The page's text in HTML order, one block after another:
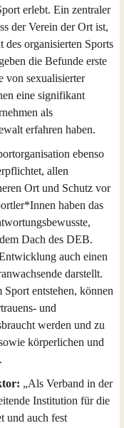
erlebt. Ein zentraler
der Verein der Ort ist,
organisierten Sports
die Befunde erste
von sexualisierter
eine signifikant
als
erfahren haben.
ebenso
allen
Ort und Schutz vor
haben das
Dach des DEB.
auch einen
darstellt.
entstehen, können
und
werden und zu
körperlichen und
„Als Verband in der
Institution für die
und auch fest